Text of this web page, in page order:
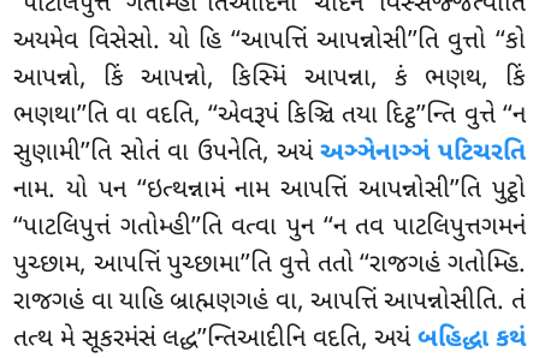
અયમેવ વિસેસો. યો હિ ‘‘આપત્તિં આપન્નોસી’’તિ વુત્તો ‘‘કો
આપન્નો, કિં આપન્નો, કિસ્મિં આપન્ના, કં ભણથ, કિં
ભણથા’’તિ વા વદતિ, ‘‘એવરૂપં કિઞ્ચિ તયા દિટ્ઠ’’ન્તિ વુત્તે ‘‘ન
સુણામી’’તિ સોતં વા ઉપનેતિ, અયંઅઞ્ઞેનાઞ્ઞં પટિચરતિ
નામ. યો પન ‘‘ઇત્થન્નામં નામ આપત્તિં આપન્નોસી’’તિ પુટ્ઠો
‘‘પાટલિપુત્તં ગતોમ્હી’’તિ વત્વા પુન ‘‘ન તવ પાટલિપુત્તગમનં
પુચ્છામ, આપત્તિં પુચ્છામા’’તિ વુત્તે તતો ‘‘રાજગહં ગતોમ્હિ.
રાજગહં વા યાહિ બ્રાહ્મણગહં વા, આપત્તિં આપન્નોસીતિ. તં
તત્થ મે સૂકરમંસં લદ્ધ’’ન્તિઆદીનિ વદતિ, અયંબહિદ્ધા કથં